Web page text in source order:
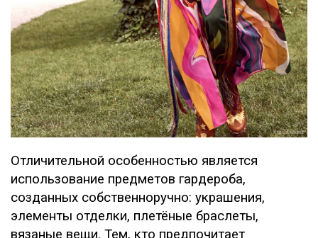
Отличительной особенностью является
использование предметов гардероба,
созданных собственноручно: украшения,
элементы отделки, плетёные браслеты,
вязаные вещи. Тем, кто предпочитает